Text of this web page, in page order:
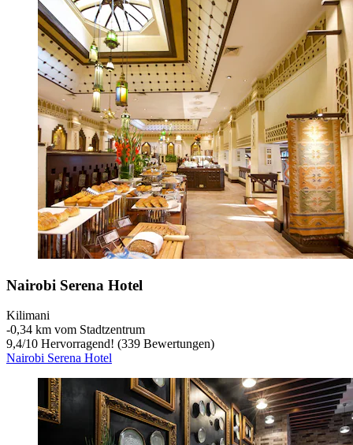
Nairobi Serena Hotel
Kilimani
‐0,34 km vom Stadtzentrum
9,4/10 Hervorragend! (339 Bewertungen)
Nairobi Serena Hotel